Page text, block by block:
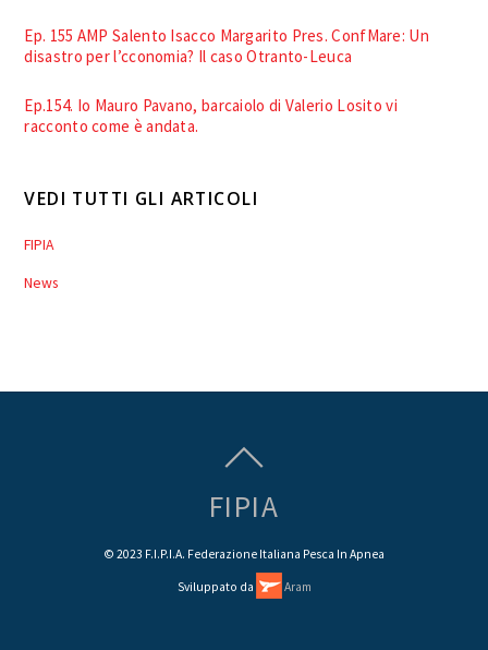
Ep. 155 AMP Salento Isacco Margarito Pres. ConfMare: Un
disastro per l’cconomia? Il caso Otranto-Leuca
Ep.154. Io Mauro Pavano, barcaiolo di Valerio Losito vi
racconto come è andata.
VEDI TUTTI GLI ARTICOLI
FIPIA
News
FIPIA
© 2023 F.I.P.I.A. Federazione Italiana Pesca In Apnea
Sviluppato da Aram